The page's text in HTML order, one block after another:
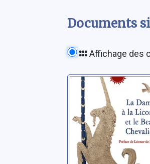
Documents
Affichage des
La Dame à la
Licorne et le
Beau
Anonyme